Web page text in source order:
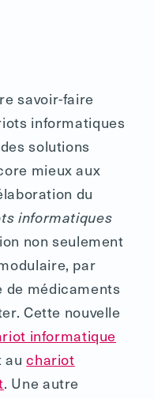
savoir-faire
informatiques
solutions
mieux aux
du
informatiques
non seulement
par
de médicaments
Cette nouvelle
informatique
auchariot
. Une autre